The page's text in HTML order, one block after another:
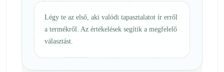
Légy te az első, aki valódi tapasztalatot ír erről
a termékről. Az értékelések segítik a megfelelő
választást.